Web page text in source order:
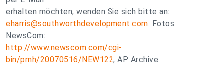
erhalten möchten, wenden Sie sich bitte an:
eharris@southworthdevelopment.com. Fotos:
NewsCom:
http://www.newscom.com/cgi-
bin/prnh/20070516/NEW122, AP Archive: